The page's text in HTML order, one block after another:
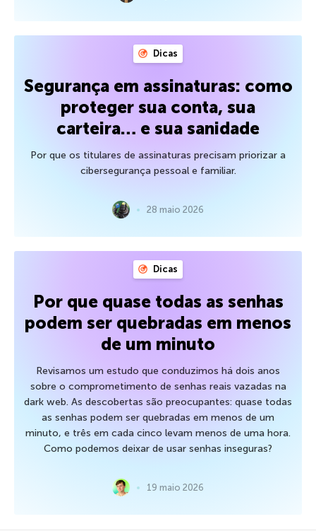
Dicas
Segurança em assinaturas: como
proteger sua conta, sua
carteira… e sua sanidade
Por que os titulares de assinaturas precisam priorizar a
cibersegurança pessoal e familiar.
28 maio 2026
Dicas
Por que quase todas as senhas
podem ser quebradas em menos
de um minuto
Revisamos um estudo que conduzimos há dois anos
sobre o comprometimento de senhas reais vazadas na
dark web. As descobertas são preocupantes: quase todas
as senhas podem ser quebradas em menos de um
minuto, e três em cada cinco levam menos de uma hora.
Como podemos deixar de usar senhas inseguras?
19 maio 2026